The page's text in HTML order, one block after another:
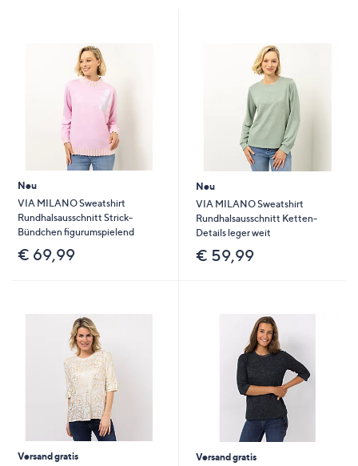
rechts,
um
diese
anzuzeigen.
Neu
VIA MILANO Sweatshirt
Rundhalsausschnitt Strick-
Bündchen figurumspielend
€ 69,99
Neu
VIA MILANO Sweatshirt
Rundhalsausschnitt Ketten-
Details leger weit
€ 59,99
Versand gratis
Versand gratis